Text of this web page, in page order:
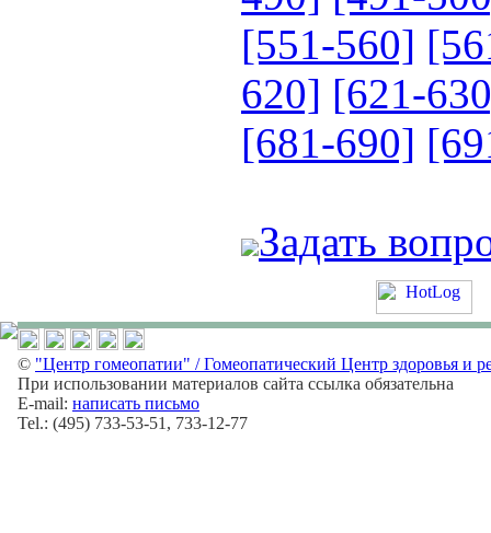
[551-560]
620] [621-
[681-690]
Задать
© "Центр гомеопатии" / Гомеопатический Центр здоровья и
При использовании материалов сайта ссылка обязательна
E-mail: написать письмо
Tel.: (495) 733-53-51, 733-12-77